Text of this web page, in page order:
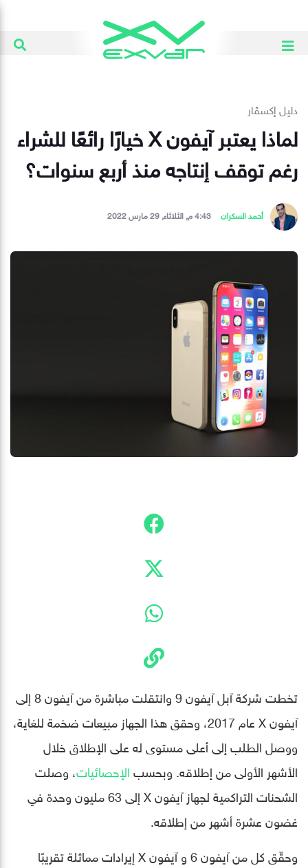
دليل إكسڤار
لماذا يعتبر آيفون X خيارًا رائعًا للشراء
رغم توقف إنتاجه منذ أربع سنوات؟
أحمد السكران 4:43 م, الثلاثاء, 29 مارس 2022
تخطت شركة آبل آيفون 9 وانتقلت مباشرة من آيفون 8 إلى
آيفون X عام 2017، وحقق هذا الجهاز مبيعات ضخمة للغاية،
ووصل الطلب إلى أعلى مستوى له على الإطلاق خلال
الأشهر الأولى من إطلاقه. وبحسبالإحصائيات، وصلت
الشحنات التراكمية لجهاز آيفون X إلى 63 مليون وحدة في
غضون عشرة أشهر من إطلاقه.
وحقّق كل من آيفون 6 و آيفون X إيرادات مماثلة تقريبًا